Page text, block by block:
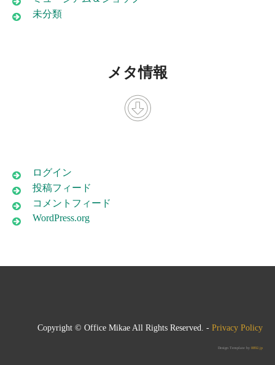
未分類
メタ情報
ログイン
投稿フィード
コメントフィード
WordPress.org
Copyright © Office Mikae All Rights Reserved. - Privacy Policy
Design Template by 0892.jp